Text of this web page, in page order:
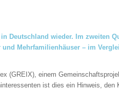
Deutschland wieder. Im zweiten
Mehrfamilienhäuser – im
(GREIX), einem
ist dies ein Hinweis, den